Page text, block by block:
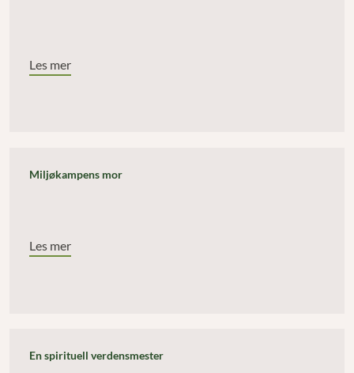
Les mer
Miljøkampens mor
Les mer
En spirituell verdensmester